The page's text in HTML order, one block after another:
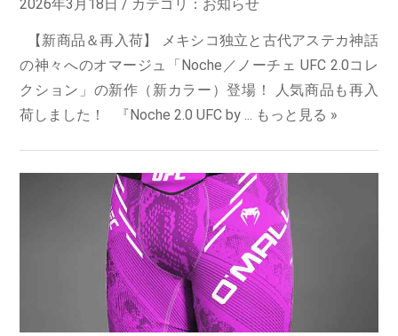
2026年3月18日 / カテゴリ： お知らせ
【新商品＆再入荷】 メキシコ独立と古代アステカ神話
の神々へのオマージュ「Noche／ノーチェ UFC 2.0コレ
クション」の新作（新カラー）登場！ 人気商品も再入
荷しました！ 『Noche 2.0 UFC by ... もっと見る »